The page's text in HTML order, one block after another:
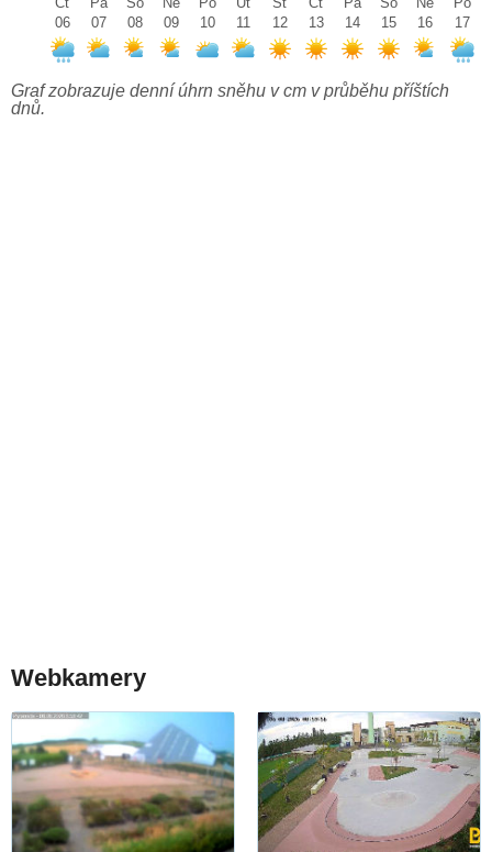
06
07
08
09
10
11
12
13
14
15
16
17
Graf zobrazuje denní úhrn sněhu v cm v průběhu příštích
dnů.
Webkamery